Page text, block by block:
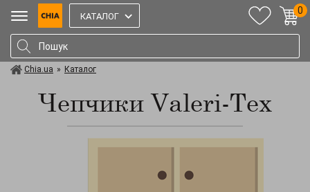
КАТАЛОГ
0
Chia.ua » Каталог
Чепчики Valeri-Tex